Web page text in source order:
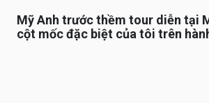
Mỹ Anh trước thềm tour diễn tại
cột mốc đặc biệt của tôi trên